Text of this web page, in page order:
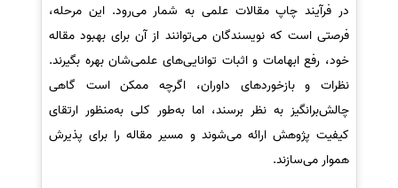
در فرآیند چاپ مقالات علمی به شمار می‌رود. این مرحله،
فرصتی است که نویسندگان می‌توانند از آن برای بهبود مقاله
خود، رفع ابهامات و اثبات توانایی‌های علمی‌شان بهره بگیرند.
نظرات و بازخوردهای داوران، اگرچه ممکن است گاهی
چالش‌برانگیز به نظر برسند، اما به‌طور کلی به‌منظور ارتقای
کیفیت پژوهش ارائه می‌شوند و مسیر مقاله را برای پذیرش
هموار می‌سازند.